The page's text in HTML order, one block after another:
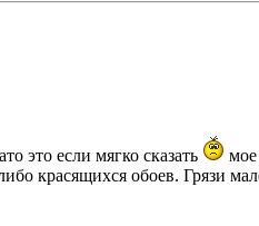
это если мягко сказать
красящихся обоев. Грязи